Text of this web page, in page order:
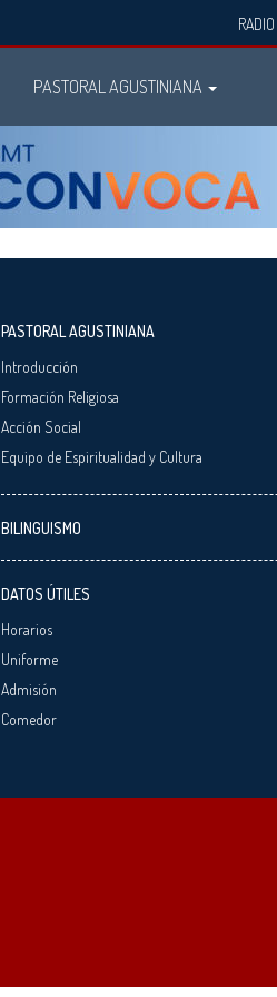
RADIO
PASTORAL AGUSTINIANA
PASTORAL AGUSTINIANA
Introducción
Formación Religiosa
Acción Social
Equipo de Espiritualidad y Cultura
BILINGUISMO
DATOS ÚTILES
Horarios
Uniforme
Admisión
Comedor